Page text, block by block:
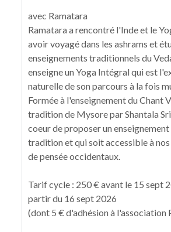
avec Ramatara
Ramatara a rencontré l'Inde et le
avoir voyagé dans les ashrams et
enseignements traditionnels du
enseigne un Yoga Intégral qui est
naturelle de son parcours à la fois
Formée à l'enseignement du Chant
tradition de Mysore par Shantala
coeur de proposer un
tradition et qui soit accessible à
de pensée occidentaux.
Tarif cycle : 250 € avant le 15 sept
partir du 16 sept 2026
(dont 5 € d'adhésion à l'association